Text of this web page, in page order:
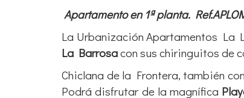
Apartamento en 1ª planta.
La Urbanización Apartamentos La
La Barrosacon sus chiringuitos de
Chiclana de la Frontera, también
Podrá disfrutar de la magnífica